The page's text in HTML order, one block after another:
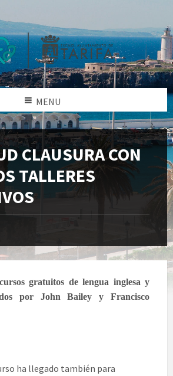
MENU
CLAUSURA CON
TALLERES
gratuitos de lengua inglesa y
por John Bailey y Francisco
ha llegado también para